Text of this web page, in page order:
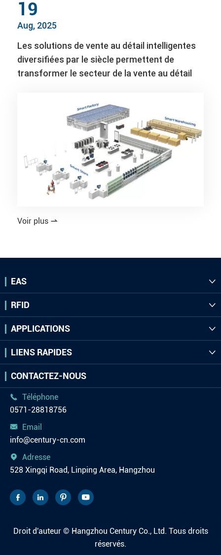
19
Aug, 2025
Les solutions de vente au détail intelligentes
diversifiées par le siècle permettent de
transformer le secteur de la vente au détail
Voir plus 
EAS 
RFID 
APPLICATIONS 
LIENS RAPIDES 
CONTACTEZ-NOUS

Téléphone
0571-28818756

Email
info@century-cn.com

Adresse
528 Xingqi Road, Linping Area, Hangzhou
   
Droit d'auteur © Hangzhou Century Co., Ltd. Tous droits
réservés.